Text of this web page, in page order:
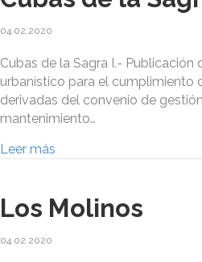
04.02.2020
Cubas de la Sagra I.-
urbanístico para el cumplimiento
derivadas del convenio de
mantenimiento…
Leer más
Los Molinos
04.02.2020